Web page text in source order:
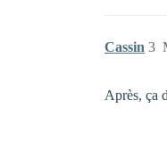
Cassin 3
Après, ça